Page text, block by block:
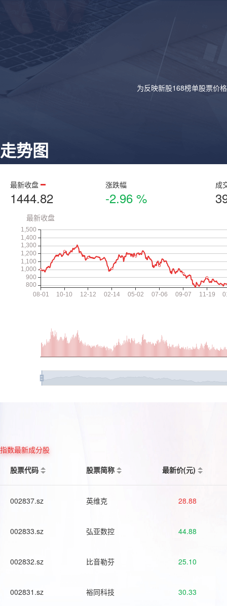
为反映新股168榜单股票价
走势图
最新收盘
1444.82
涨跌幅
-2.96 %
成
指数最新成分股
股票代码
股票简称 最新价(元)
002837.sz 英维克 28.88
002833.sz 弘亚数控 44.88
002832.sz 比音勒芬 25.10
002831.sz 裕同科技 30.33